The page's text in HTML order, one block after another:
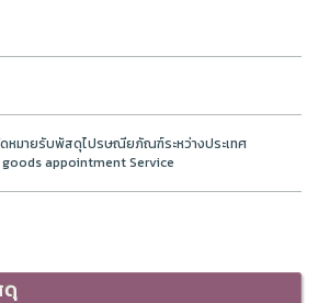
หมายรับพัสดุไปรษณียภัณฑ์ระหว่างประเทศ
appointment Service
ดุ